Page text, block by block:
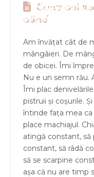
Sunt cel
când
Am învățat cât de
mângâieri. De
de obicei. Îmi
Nu e un semn rău.
Îmi plac
pistruii și coșurile.
întinde fața mea ca
place machiajul.
atingă constant, să
constant, să râdă
să se scarpine
așa că nu are timp